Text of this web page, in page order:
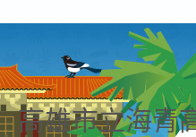
高雄市立海青